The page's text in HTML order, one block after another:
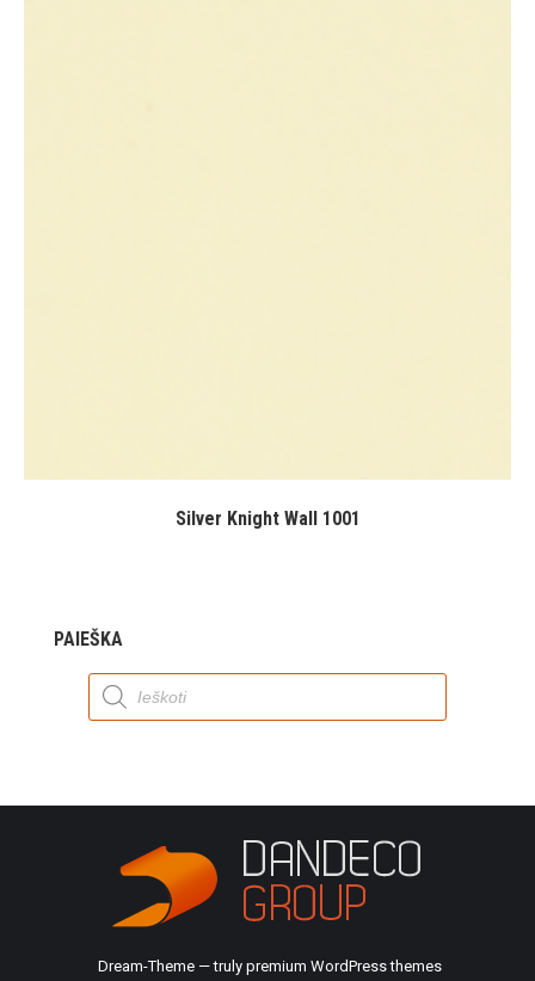
Silver Knight Wall 1001
PAIEŠKA
Products
search
Dream-Theme — truly premium WordPress themes